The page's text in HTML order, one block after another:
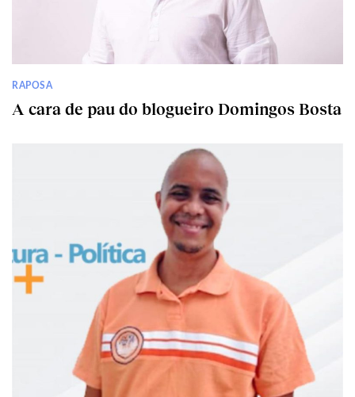
RAPOSA
A cara de pau do blogueiro Domingos Bosta